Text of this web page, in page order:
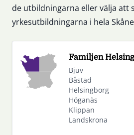
de utbildningarna eller välja att
yrkesutbildningarna i hela
Familjen
Bjuv
Båstad
Helsingborg
Höganäs
Klippan
Landskrona